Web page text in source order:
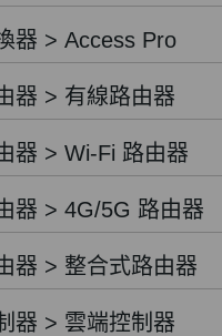
器 > Access Pro
器 > 有線路由器
器 > Wi-Fi 路由器
器 > 4G/5G 路由器
器 > 整合式路由器
器 > 雲端控制器